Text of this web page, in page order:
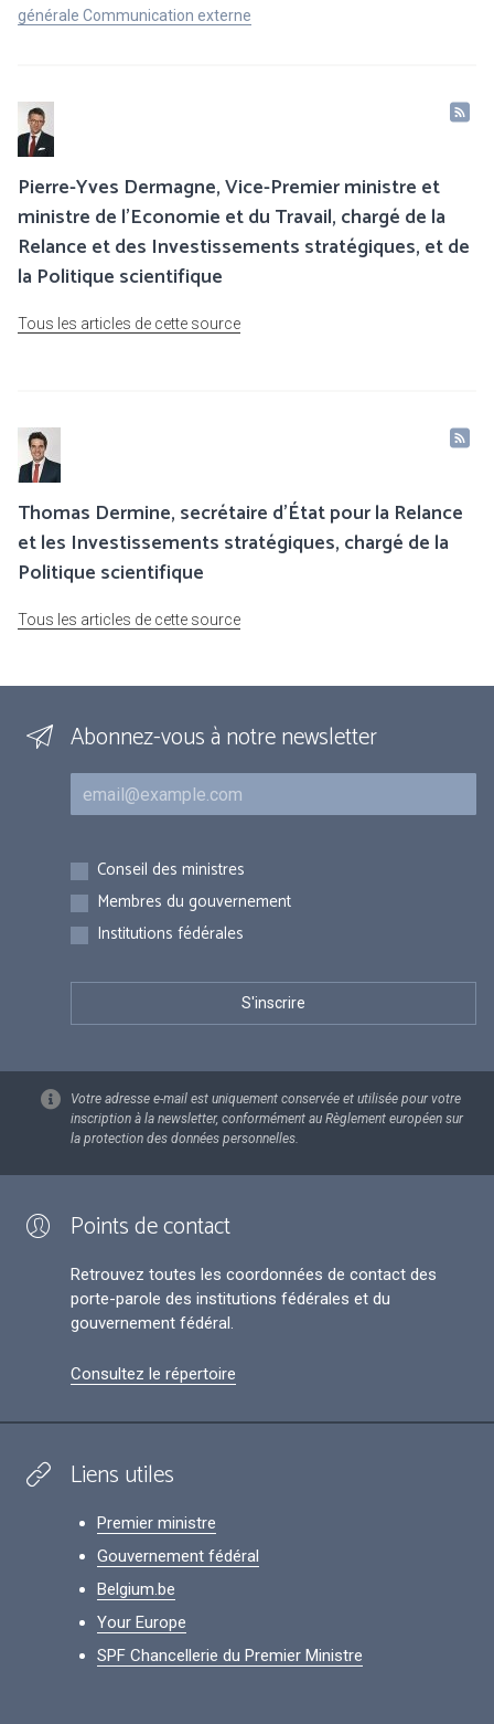
générale Communication externe
Pierre-Yves Dermagne, Vice-Premier ministre et
ministre de l’Economie et du Travail, chargé de la
Relance et des Investissements stratégiques, et de
la Politique scientifique
Tous les articles de cette source
Thomas Dermine, secrétaire d’État pour la Relance
et les Investissements stratégiques, chargé de la
Politique scientifique
Tous les articles de cette source
Abonnez-vous à notre newsletter
Courriel
Inscriptions
Conseil des ministres
Membres du gouvernement
Institutions fédérales
Votre adresse e-mail est uniquement conservée et utilisée pour votre
inscription à la newsletter, conformément au Règlement européen sur
la protection des données personnelles.
Points de contact
Retrouvez toutes les coordonnées de contact des
porte-parole des institutions fédérales et du
gouvernement fédéral.
Consultez le répertoire
Liens utiles
Premier ministre
Gouvernement fédéral
Belgium.be
Your Europe
SPF Chancellerie du Premier Ministre